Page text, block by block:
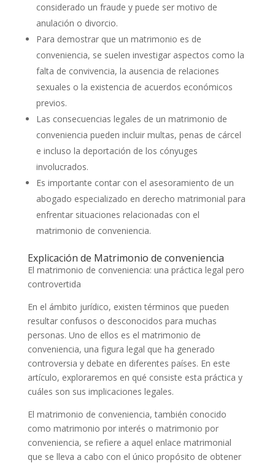
considerado un fraude y puede ser motivo de
anulación o divorcio.
Para demostrar que un matrimonio es de
conveniencia, se suelen investigar aspectos como la
falta de convivencia, la ausencia de relaciones
sexuales o la existencia de acuerdos económicos
previos.
Las consecuencias legales de un matrimonio de
conveniencia pueden incluir multas, penas de cárcel
e incluso la deportación de los cónyuges
involucrados.
Es importante contar con el asesoramiento de un
abogado especializado en derecho matrimonial para
enfrentar situaciones relacionadas con el
matrimonio de conveniencia.
Explicación de Matrimonio de conveniencia
El matrimonio de conveniencia: una práctica legal pero
controvertida
En el ámbito jurídico, existen términos que pueden
resultar confusos o desconocidos para muchas
personas. Uno de ellos es el matrimonio de
conveniencia, una figura legal que ha generado
controversia y debate en diferentes países. En este
artículo, exploraremos en qué consiste esta práctica y
cuáles son sus implicaciones legales.
El matrimonio de conveniencia, también conocido
como matrimonio por interés o matrimonio por
conveniencia, se refiere a aquel enlace matrimonial
que se lleva a cabo con el único propósito de obtener